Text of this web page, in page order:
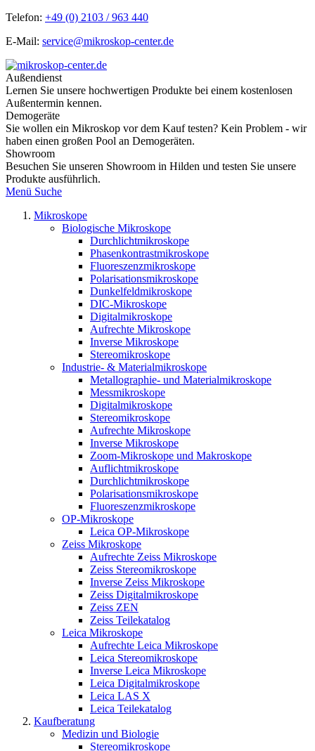
Telefon: +49 (0) 2103 / 963 440
E-Mail: service@mikroskop-center.de
Außendienst
Lernen Sie unsere hochwertigen Produkte bei einem kostenlosen
Außentermin kennen.
Demogeräte
Sie wollen ein Mikroskop vor dem Kauf testen? Kein Problem - wir
haben einen großen Pool an Demogeräten.
Showroom
Besuchen Sie unseren Showroom in Hilden und testen Sie unsere
Produkte ausführlich.
Menü Suche
Mikroskope
Biologische Mikroskope
Durchlichtmikroskope
Phasenkontrastmikroskope
Fluoreszenzmikroskope
Polarisationsmikroskope
Dunkelfeldmikroskope
DIC-Mikroskope
Digitalmikroskope
Aufrechte Mikroskope
Inverse Mikroskope
Stereomikroskope
Industrie- & Materialmikroskope
Metallographie- und Materialmikroskope
Messmikroskope
Digitalmikroskope
Stereomikroskope
Aufrechte Mikroskope
Inverse Mikroskope
Zoom-Mikroskope und Makroskope
Auflichtmikroskope
Durchlichtmikroskope
Polarisationsmikroskope
Fluoreszenzmikroskope
OP-Mikroskope
Leica OP-Mikroskope
Zeiss Mikroskope
Aufrechte Zeiss Mikroskope
Zeiss Stereomikroskope
Inverse Zeiss Mikroskope
Zeiss Digitalmikroskope
Zeiss ZEN
Zeiss Teilekatalog
Leica Mikroskope
Aufrechte Leica Mikroskope
Leica Stereomikroskope
Inverse Leica Mikroskope
Leica Digitalmikroskope
Leica LAS X
Leica Teilekatalog
Kaufberatung
Medizin und Biologie
Stereomikroskope